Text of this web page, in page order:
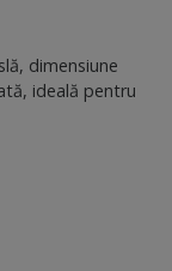
dimensiune
ideală pentru